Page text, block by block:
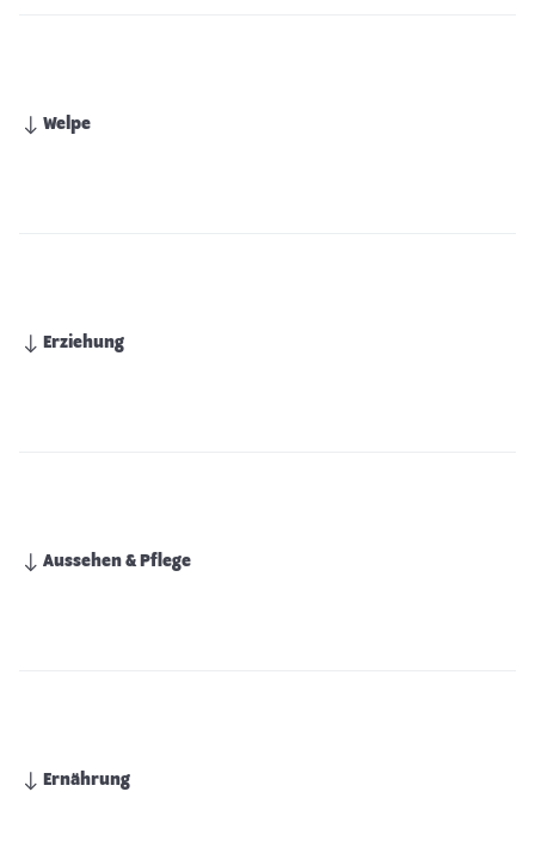
Welpe
Erziehung
Aussehen & Pflege
Ernährung